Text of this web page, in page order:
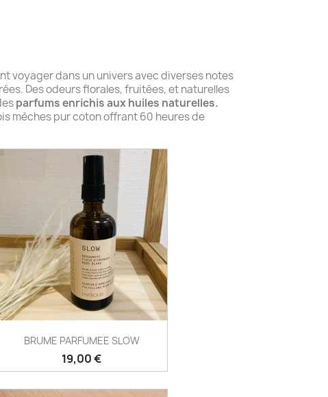
voyager dans un univers avec diverses notes
Des odeurs florales, fruitées, et naturelles
parfums enrichis aux huiles naturelles.
mèches pur coton offrant 60 heures de
BRUME PARFUMEE SLOW
Prix
19,00 €